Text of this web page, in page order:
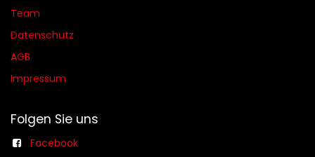
Team
Datenschutz
AGB​​
Impressum
Folgen Sie uns
Facebook